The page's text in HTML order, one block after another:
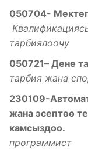
050704-
тарбиялоочу
050721– Дене
тарбия жана
230109-
жана эсептѳѳ
камсыздоо.
программист